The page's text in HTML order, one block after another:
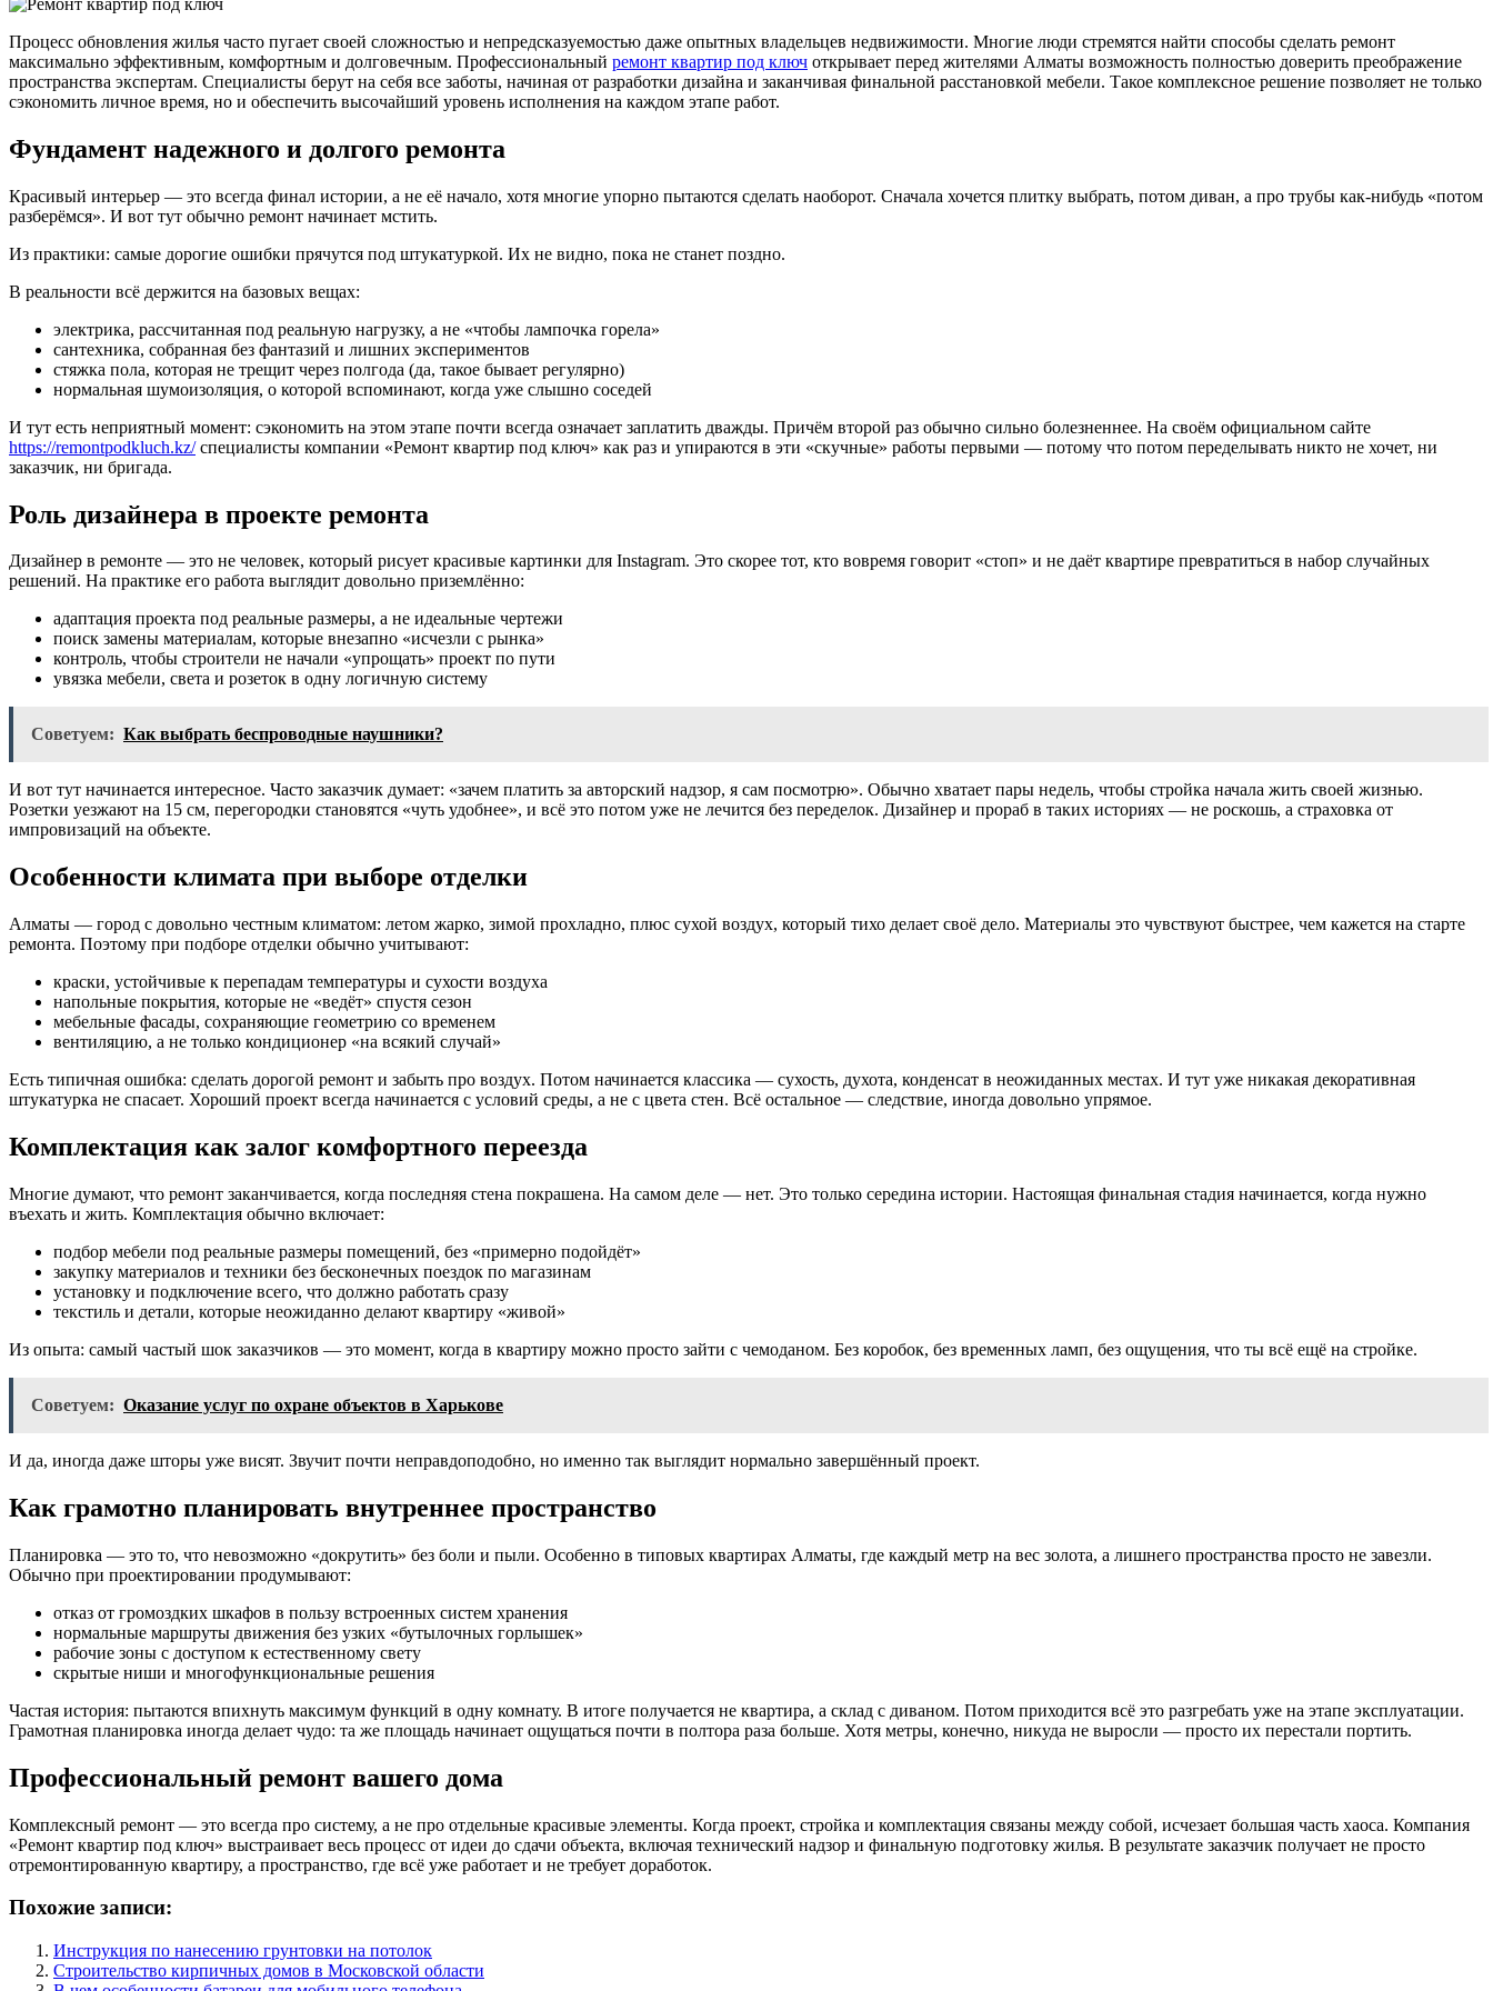
Процесс обновления жилья часто пугает своей сложностью и непредсказуемостью даже опытных владельцев недвижимости. Многие люди стремятся найти способы сделать ремонт
максимально эффективным, комфортным и долговечным. Профессиональный ремонт квартир под ключ открывает перед жителями Алматы возможность полностью доверить преображение
пространства экспертам. Специалисты берут на себя все заботы, начиная от разработки дизайна и заканчивая финальной расстановкой мебели. Такое комплексное решение позволяет не только
сэкономить личное время, но и обеспечить высочайший уровень исполнения на каждом этапе работ.
Фундамент надежного и долгого ремонта
Красивый интерьер — это всегда финал истории, а не её начало, хотя многие упорно пытаются сделать наоборот. Сначала хочется плитку выбрать, потом диван, а про трубы как-нибудь «потом
разберёмся». И вот тут обычно ремонт начинает мстить.
Из практики: самые дорогие ошибки прячутся под штукатуркой. Их не видно, пока не станет поздно.
В реальности всё держится на базовых вещах:
электрика, рассчитанная под реальную нагрузку, а не «чтобы лампочка горела»
сантехника, собранная без фантазий и лишних экспериментов
стяжка пола, которая не трещит через полгода (да, такое бывает регулярно)
нормальная шумоизоляция, о которой вспоминают, когда уже слышно соседей
И тут есть неприятный момент: сэкономить на этом этапе почти всегда означает заплатить дважды. Причём второй раз обычно сильно болезненнее. На своём официальном сайте
https://remontpodkluch.kz/специалисты компании «Ремонт квартир под ключ» как раз и упираются в эти «скучные» работы первыми — потому что потом переделывать никто не хочет, ни
заказчик, ни бригада.
Роль дизайнера в проекте ремонта
Дизайнер в ремонте — это не человек, который рисует красивые картинки для Instagram. Это скорее тот, кто вовремя говорит «стоп» и не даёт квартире превратиться в набор случайных
решений. На практике его работа выглядит довольно приземлённо:
адаптация проекта под реальные размеры, а не идеальные чертежи
поиск замены материалам, которые внезапно «исчезли с рынка»
контроль, чтобы строители не начали «упрощать» проект по пути
увязка мебели, света и розеток в одну логичную систему
Советуем: Как выбрать беспроводные наушники?
И вот тут начинается интересное. Часто заказчик думает: «зачем платить за авторский надзор, я сам посмотрю». Обычно хватает пары недель, чтобы стройка начала жить своей жизнью.
Розетки уезжают на 15 см, перегородки становятся «чуть удобнее», и всё это потом уже не лечится без переделок. Дизайнер и прораб в таких историях — не роскошь, а страховка от
импровизаций на объекте.
Особенности климата при выборе отделки
Алматы — город с довольно честным климатом: летом жарко, зимой прохладно, плюс сухой воздух, который тихо делает своё дело. Материалы это чувствуют быстрее, чем кажется на старте
ремонта. Поэтому при подборе отделки обычно учитывают:
краски, устойчивые к перепадам температуры и сухости воздуха
напольные покрытия, которые не «ведёт» спустя сезон
мебельные фасады, сохраняющие геометрию со временем
вентиляцию, а не только кондиционер «на всякий случай»
Есть типичная ошибка: сделать дорогой ремонт и забыть про воздух. Потом начинается классика — сухость, духота, конденсат в неожиданных местах. И тут уже никакая декоративная
штукатурка не спасает. Хороший проект всегда начинается с условий среды, а не с цвета стен. Всё остальное — следствие, иногда довольно упрямое.
Комплектация как залог комфортного переезда
Многие думают, что ремонт заканчивается, когда последняя стена покрашена. На самом деле — нет. Это только середина истории. Настоящая финальная стадия начинается, когда нужно
въехать и жить. Комплектация обычно включает:
подбор мебели под реальные размеры помещений, без «примерно подойдёт»
закупку материалов и техники без бесконечных поездок по магазинам
установку и подключение всего, что должно работать сразу
текстиль и детали, которые неожиданно делают квартиру «живой»
Из опыта: самый частый шок заказчиков — это момент, когда в квартиру можно просто зайти с чемоданом. Без коробок, без временных ламп, без ощущения, что ты всё ещё на стройке.
Советуем: Оказание услуг по охране объектов в Харькове
И да, иногда даже шторы уже висят. Звучит почти неправдоподобно, но именно так выглядит нормально завершённый проект.
Как грамотно планировать внутреннее пространство
Планировка — это то, что невозможно «докрутить» без боли и пыли. Особенно в типовых квартирах Алматы, где каждый метр на вес золота, а лишнего пространства просто не завезли.
Обычно при проектировании продумывают:
отказ от громоздких шкафов в пользу встроенных систем хранения
нормальные маршруты движения без узких «бутылочных горлышек»
рабочие зоны с доступом к естественному свету
скрытые ниши и многофункциональные решения
Частая история: пытаются впихнуть максимум функций в одну комнату. В итоге получается не квартира, а склад с диваном. Потом приходится всё это разгребать уже на этапе эксплуатации.
Грамотная планировка иногда делает чудо: та же площадь начинает ощущаться почти в полтора раза больше. Хотя метры, конечно, никуда не выросли — просто их перестали портить.
Профессиональный ремонт вашего дома
Комплексный ремонт — это всегда про систему, а не про отдельные красивые элементы. Когда проект, стройка и комплектация связаны между собой, исчезает большая часть хаоса. Компания
«Ремонт квартир под ключ» выстраивает весь процесс от идеи до сдачи объекта, включая технический надзор и финальную подготовку жилья. В результате заказчик получает не просто
отремонтированную квартиру, а пространство, где всё уже работает и не требует доработок.
Похожие записи:
Инструкция по нанесению грунтовки на потолок
Строительство кирпичных домов в Московской области